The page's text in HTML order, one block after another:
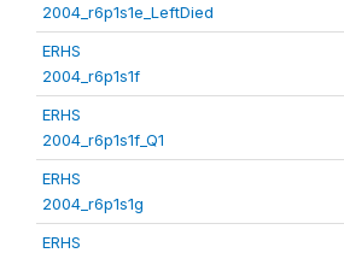
2004_r6p1s1e_LeftDied
ERHS
2004_r6p1s1f
ERHS
2004_r6p1s1f_Q1
ERHS
2004_r6p1s1g
ERHS